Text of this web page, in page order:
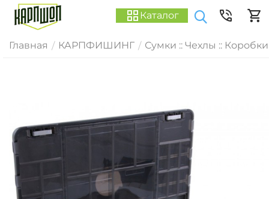
Каталог
Главная / КАРПФИШИНГ / Сумки :: Чехлы :: Коробки